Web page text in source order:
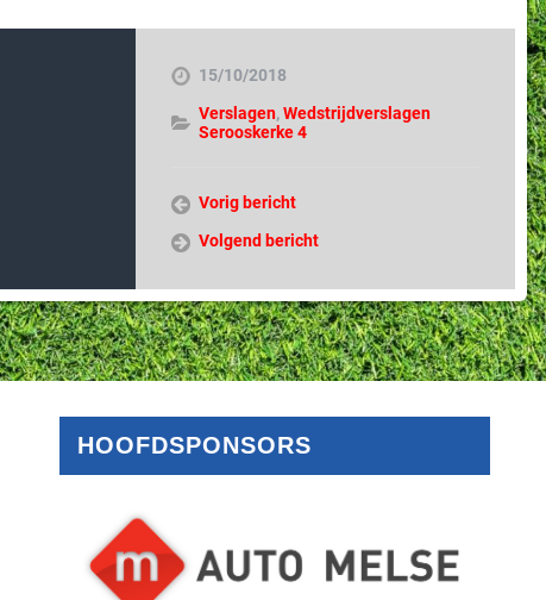
15/10/2018
Verslagen,Wedstrijdverslagen
Serooskerke 4
Vorig bericht
Volgend bericht
HOOFDSPONSORS